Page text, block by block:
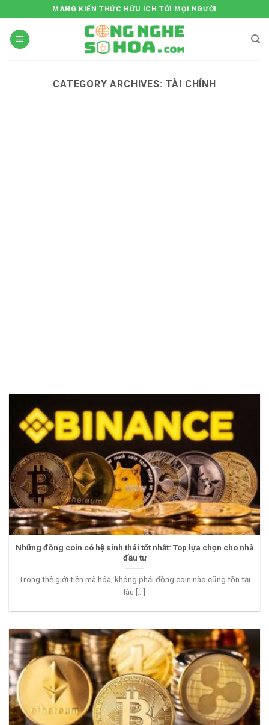
to
content
MANG KIẾN THỨC HỮU ÍCH TỚI MỌI NGƯỜI
CATEGORY ARCHIVES: TÀI CHÍNH
Những đồng coin có hệ sinh thái tốt nhất: Top lựa chọn cho nhà
đầu tư
Trong thế giới tiền mã hóa, không phải đồng coin nào cũng tồn tại
lâu [...]